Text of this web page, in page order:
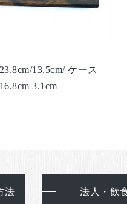
23.8cm/13.5cm/ ケース
16.8cm 3.1cm
法 法人・飲